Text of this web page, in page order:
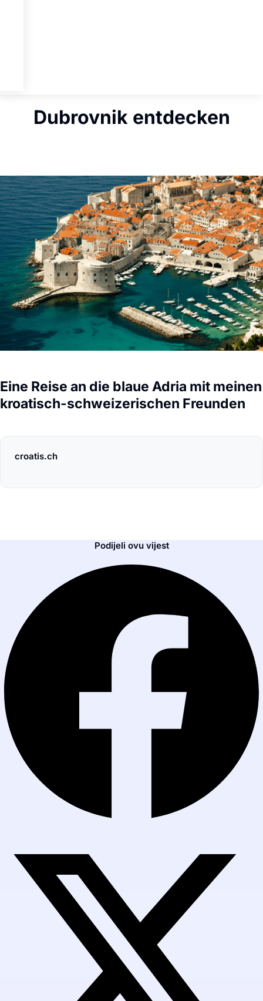
Dubrovnik entdecken
Eine Reise an die blaue Adria mit meinen
kroatisch-schweizerischen Freunden
croatis.ch
Podijeli ovu vijest